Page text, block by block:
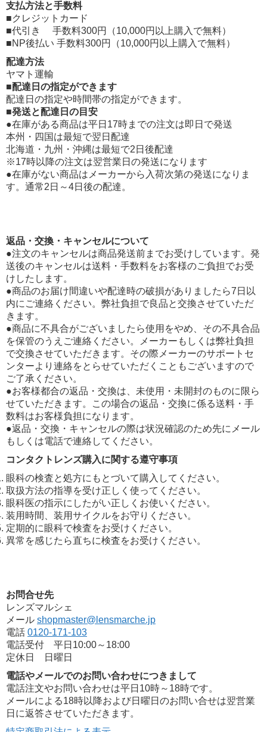
支払方法と手数料
■クレジットカード
■代引き 手数料300円（10,000円以上購入で無料）
■NP後払い 手数料300円（10,000円以上購入で無料）
配達方法
ヤマト運輸
■配達日の指定ができます
配達日の指定や時間帯の指定ができます。
■発送と配達日の目安
●在庫がある商品は平日17時までの注文は即日で発送
本州・四国は最短で翌日配達
北海道・九州・沖縄は最短で2日後配達
※17時以降の注文は翌営業日の発送になります
●在庫がない商品はメーカーから入荷次第の発送になりま
す。通常2日～4日後の配達。
返品・交換・キャンセルについて
●注文のキャンセルは商品発送前までお受けしています。発
送後のキャンセルは送料・手数料をお客様のご負担でお受
けしたします。
●商品のお届け間違いや配達時の破損がありましたら7日以
内にご連絡ください。弊社負担で良品と交換させていただ
きます。
●商品に不具合がございましたら使用をやめ、その不具合品
を保管のうえご連絡ください。メーカーもしくは弊社負担
で交換させていただきます。その際メーカーのサポートセ
ンターより連絡をとらせていただくこともございますので
ご了承ください。
●お客様都合の返品・交換は、未使用・未開封のものに限ら
せていただきます。この場合の返品・交換に係る送料・手
数料はお客様負担になります。
●返品・交換・キャンセルの際は状況確認のため先にメール
もしくは電話で連絡してください。
コンタクトレンズ購入に関する遵守事項
眼科の検査と処方にもとづいて購入してください。
取扱方法の指導を受け正しく使ってください。
眼科医の指示にしたがい正しくお使いください。
装用時間、装用サイクルをお守りください。
定期的に眼科で検査をお受けください。
異常を感じたら直ちに検査をお受けください。
お問合せ先
レンズマルシェ
メール shopmaster@lensmarche.jp
電話 0120-171-103
電話受付 平日10:00～18:00
定休日 日曜日
電話やメールでのお問い合わせにつきまして
電話注文やお問い合わせは平日10時～18時です。
メールによる18時以降および日曜日のお問い合せは翌営業
日に返答させていただきます。